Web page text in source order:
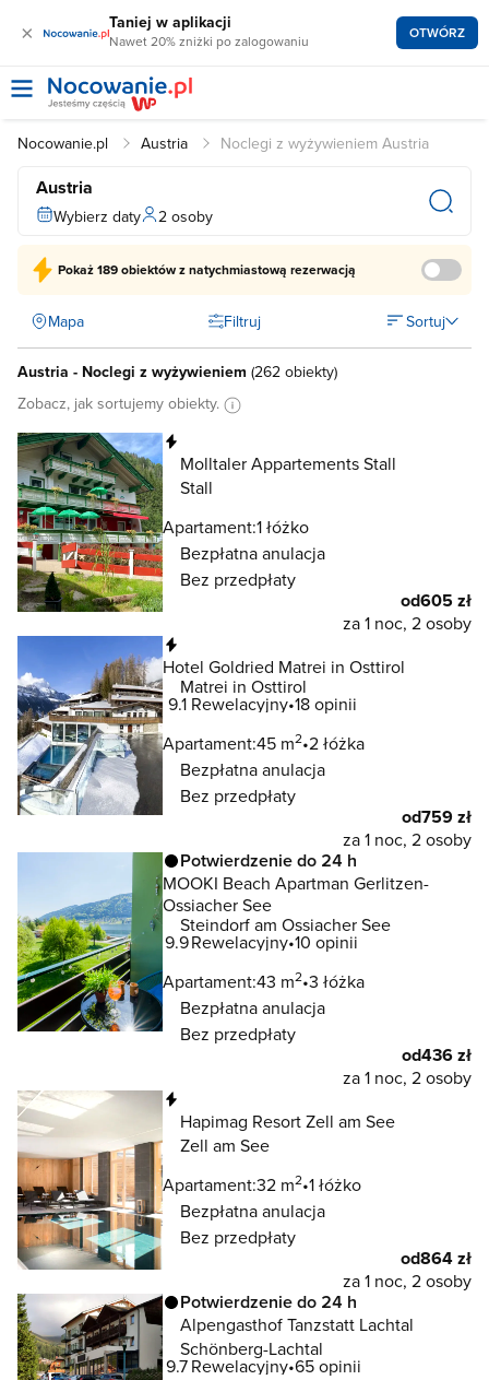
× Taniej w aplikacji
Nawet 20% zniżki po zalogowaniu OTWÓRZ
Nocowanie.pl Austria Noclegi z wyżywieniem Austria
Austria
Wybierz daty 2 osoby
Pokaż189 obiektówz natychmiastową rezerwacją
Mapa Filtruj Sortuj
Austria - Noclegi z wyżywieniem (262 obiekty)
Zobacz, jak sortujemy obiekty.
Molltaler Appartements Stall
Stall
Apartament:1 łóżko
Bezpłatna anulacja
Bez przedpłaty
od605 zł
za 1 noc, 2 osoby
Hotel Goldried Matrei in Osttirol
Matrei in Osttirol
9.1 Rewelacyjny 18 opinii
Apartament:45 m2 2 łóżka
Bezpłatna anulacja
Bez przedpłaty
od759 zł
za 1 noc, 2 osoby
Potwierdzenie do 24 h
MOOKI Beach Apartman Gerlitzen-
Ossiacher See
Steindorf am Ossiacher See
9.9Rewelacyjny 10 opinii
Apartament:43 m2 3 łóżka
Bezpłatna anulacja
Bez przedpłaty
od436 zł
za 1 noc, 2 osoby
Hapimag Resort Zell am See
Zell am See
Apartament:32 m2 1 łóżko
Bezpłatna anulacja
Bez przedpłaty
od864 zł
za 1 noc, 2 osoby
Potwierdzenie do 24 h
Alpengasthof Tanzstatt Lachtal
Schönberg-Lachtal
9.7Rewelacyjny 65 opinii